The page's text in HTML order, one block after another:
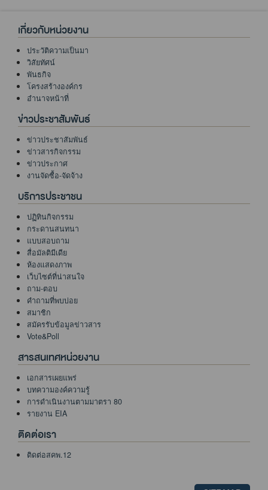
เกี่ยวกับหน่วยงาน
ประวัติความเป็นมา
วิสัยทัศน์
พันธกิจ
โครงสร้างองค์กร
อำนาจหน้าที่
ข่าวประชาสัมพันธ์
ข่าวประชาสัมพันธ์
ข่าวสารกิจกรรม
ข่าวประกาศ
งานจัดซื้อ-จัดจ้าง
บริการประชาชน
ปฏิทินกิจกรรม
กระดานสนทนา
แบบสอบถาม
สื่อมัลติมีเดีย
ห้องแสดงภาพ
เว็บไซต์ที่น่าสนใจ
ถาม-ตอบ
คำถามที่พบบ่อย
สมาชิก
สมัครรับข้อมูลข่าวสาร
Vote&Poll
สารสนเทศหน่วยงาน
เอกสารเผยแพร่
บทความองค์ความรู้
การดำเนินงานตามมาตรา 80
รายงาน EIA
ติดต่อเรา
ติดต่อสคพ.12